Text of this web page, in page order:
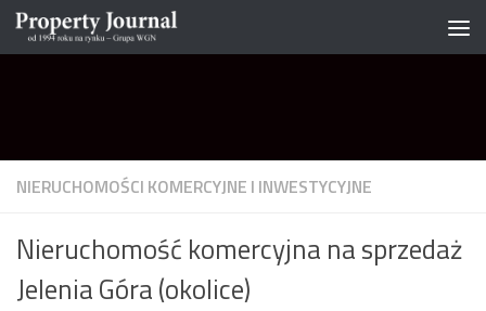
Skip to content
NIERUCHOMOŚCI KOMERCYJNE I INWESTYCYJNE
Nieruchomość komercyjna na sprzedaż
Jelenia Góra (okolice)